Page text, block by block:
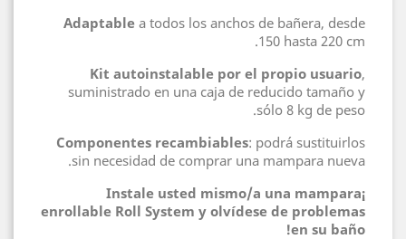
Adaptable a todos los anchos de bañera, desde
150 hasta 220 cm.
Kit autoinstalable por el propio usuario,
suministrado en una caja de reducido tamaño y
sólo 8 kg de peso.
Componentes recambiables: podrá sustituirlos
sin necesidad de comprar una mampara nueva.
¡Instale usted mismo/a una mampara
enrollable Roll System y olvídese de problemas
en su baño!